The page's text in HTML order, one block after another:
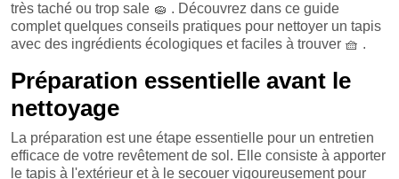
très taché ou trop sale 🧽 . Découvrez dans ce guide
complet quelques conseils pratiques pour nettoyer un tapis
avec des ingrédients écologiques et faciles à trouver 🧺 .
Préparation essentielle avant le
nettoyage
La préparation est une étape essentielle pour un entretien
efficace de votre revêtement de sol. Elle consiste à apporter
le tapis à l'extérieur et à le secouer vigoureusement pour